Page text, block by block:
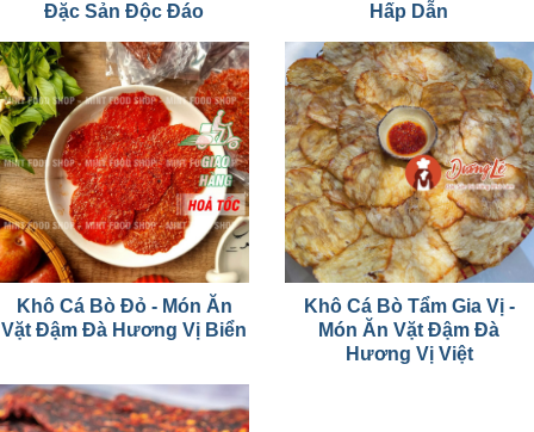
Đặc Sản Độc Đáo
Hấp Dẫn
Khô Cá Bò Đỏ - Món Ăn
Vặt Đậm Đà Hương Vị Biển
Khô Cá Bò Tẩm Gia Vị -
Món Ăn Vặt Đậm Đà
Hương Vị Việt